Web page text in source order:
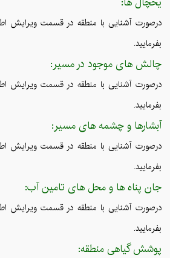
درصورت آشنایی با منطقه در قسمت ویرایش
بفرمایید.
چالش های موجود در مسیر:
درصورت آشنایی با منطقه در قسمت ویرایش
بفرمایید.
آبشارها و چشمه های مسیر:
درصورت آشنایی با منطقه در قسمت ویرایش
بفرمایید.
جان پناه ها و محل های تامین آب:
درصورت آشنایی با منطقه در قسمت ویرایش
بفرمایید.
پوشش گیاهی منطقه: